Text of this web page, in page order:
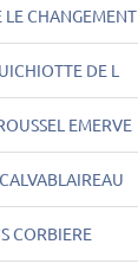
CHANGEMENT
DE L
EMERVE
CORBIERE